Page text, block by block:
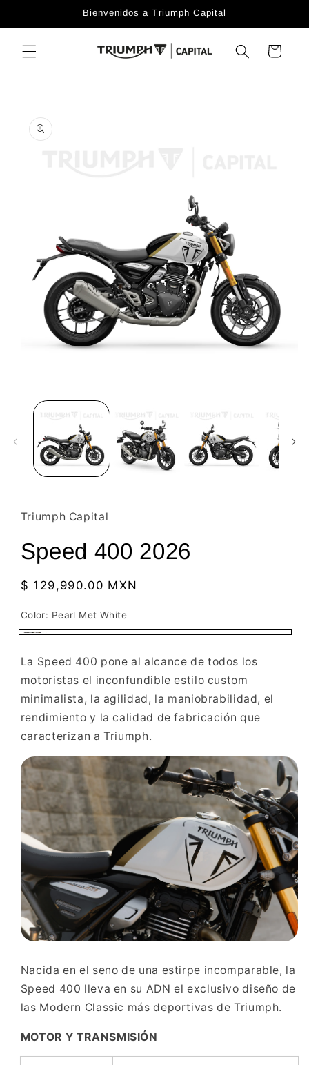
Bienvenidos a Triumph Capital
Cart
product
information
media
Triumph Capital
Speed 400 2026
Regular
$ 129,990.00 MXN
Color: Pearl Met White
Met
White
La Speed 400 pone al alcance de todos los
motoristas el inconfundible estilo custom
minimalista, la agilidad, la maniobrabilidad, el
rendimiento y la calidad de fabricación que
caracterizan a Triumph.
Nacida en el seno de una estirpe incomparable, la
Speed 400 lleva en su ADN el exclusivo diseño de
las Modern Classic más deportivas de Triumph.
MOTOR Y TRANSMISIÓN